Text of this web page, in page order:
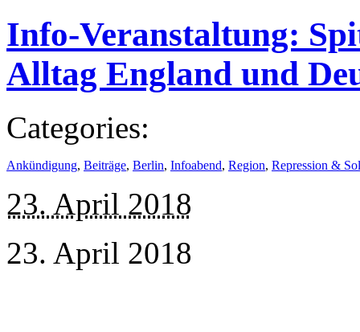
Info-Veranstaltung:
Alltag England und
Categories:
Ankündigung, Beiträge, Berlin, Infoabend, Region, Repression &
23. April 2018
23. April 2018